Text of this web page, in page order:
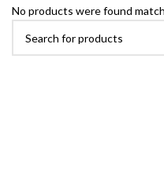
No products were found